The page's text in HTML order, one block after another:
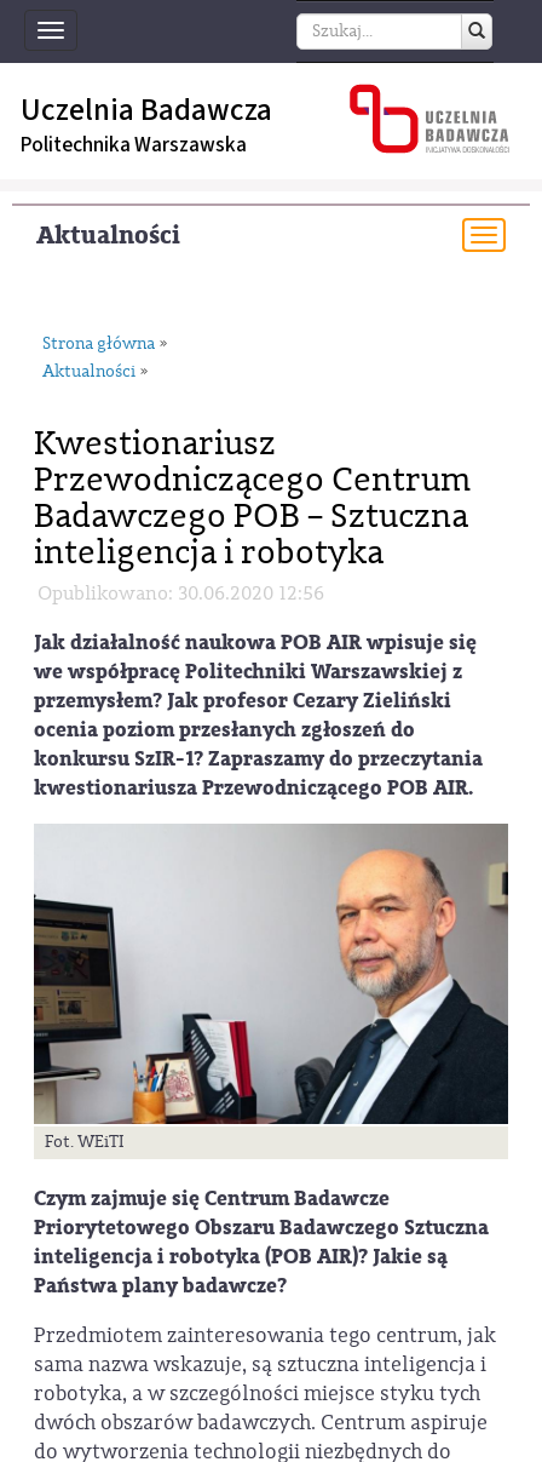
Toggle
navigation
Uczelnia Badawcza
Politechnika Warszawska
Aktualności
Strona główna »
Aktualności »
Kwestionariusz
Przewodniczącego Centrum
Badawczego POB – Sztuczna
inteligencja i robotyka
Opublikowano: 30.06.2020 12:56
Jak działalność naukowa POB AIR wpisuje się
we współpracę Politechniki Warszawskiej z
przemysłem? Jak profesor Cezary Zieliński
ocenia poziom przesłanych zgłoszeń do
konkursu SzIR-1? Zapraszamy do przeczytania
kwestionariusza Przewodniczącego POB AIR.
Fot. WEiTI
Czym zajmuje się Centrum Badawcze
Priorytetowego Obszaru Badawczego Sztuczna
inteligencja i robotyka (POB AIR)? Jakie są
Państwa plany badawcze?
Przedmiotem zainteresowania tego centrum, jak
sama nazwa wskazuje, są sztuczna inteligencja i
robotyka, a w szczególności miejsce styku tych
dwóch obszarów badawczych. Centrum aspiruje
do wytworzenia technologii niezbędnych do